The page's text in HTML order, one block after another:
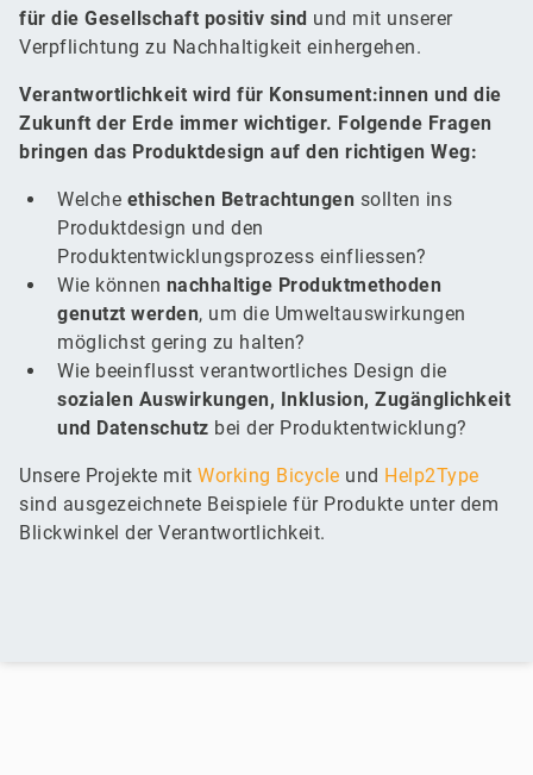
für die Gesellschaft positiv sind und mit unserer
Verpflichtung zu Nachhaltigkeit einhergehen.
Verantwortlichkeit wird für Konsument:innen und die
Zukunft der Erde immer wichtiger. Folgende Fragen
bringen das Produktdesign auf den richtigen Weg:
Welche ethischen Betrachtungen sollten ins
Produktdesign und den
Produktentwicklungsprozess einfliessen?
Wie können nachhaltige Produktmethoden
genutzt werden, um die Umweltauswirkungen
möglichst gering zu halten?
Wie beeinflusst verantwortliches Design die
sozialen Auswirkungen, Inklusion, Zugänglichkeit
und Datenschutz bei der Produktentwicklung?
Unsere Projekte mit Working Bicycle und Help2Type
sind ausgezeichnete Beispiele für Produkte unter dem
Blickwinkel der Verantwortlichkeit.